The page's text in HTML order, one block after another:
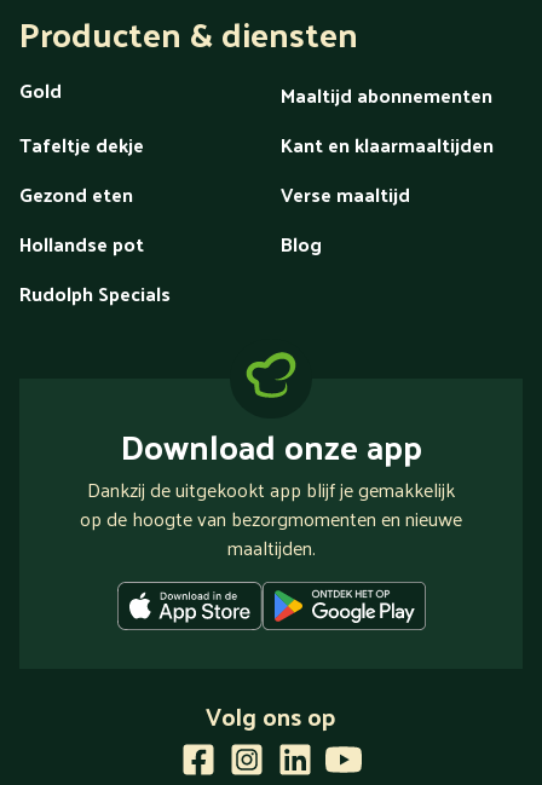
Producten & diensten
Gold
Maaltijd abonnementen
Tafeltje dekje
Kant en klaarmaaltijden
Gezond eten
Verse maaltijd
Hollandse pot
Blog
Rudolph Specials
Download onze app
Dankzij de uitgekookt app blijf je gemakkelijk
op de hoogte van bezorgmomenten en nieuwe
maaltijden.
Volg ons op